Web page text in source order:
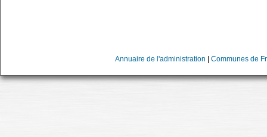
Annuaire de l'administration Communes de